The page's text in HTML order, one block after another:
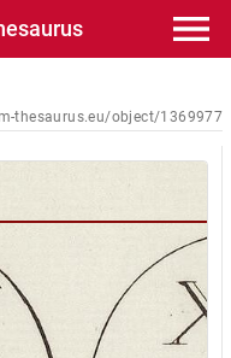
thesaurus.eu/object/1369977